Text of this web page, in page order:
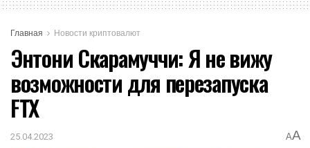
Главная Новости криптовалют
Энтони Скарамуччи: Я не вижу
возможности для перезапуска
FTX
25.04.2023 AA